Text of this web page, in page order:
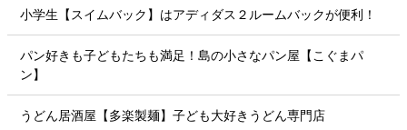
小学生【スイムバック】はアディダス２ルームバックが便利！
パン好きも子どもたちも満足！島の小さなパン屋【こぐまパ
ン】
うどん居酒屋【多楽製麺】子ども大好きうどん専門店